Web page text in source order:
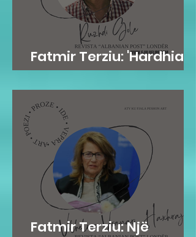
Fatmir Terziu: 'Hardhia'
frymore e njeriut
Fatmir Terziu: Një